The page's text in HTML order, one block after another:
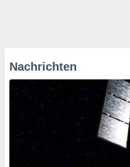
Nachrichten